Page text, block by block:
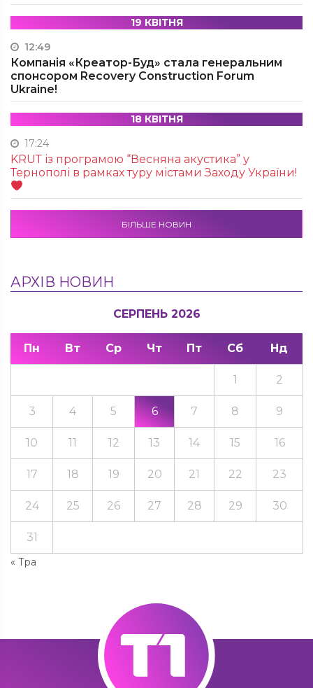
19 КВІТНЯ
12:49
Компанія «Креатор-Буд» стала генеральним
спонсором Recovery Construction Forum
Ukraine!
18 КВІТНЯ
17:24
KRUТ із програмою “Весняна акустика” у
Тернополі в рамках туру містами Заходу України!
БІЛЬШЕ НОВИН
АРХІВ НОВИН
СЕРПЕНЬ 2026
Пн Вт Ср Чт Пт Сб Нд
« Тра
1 2
3 4 5 6 7 8 9
10 11 12 13 14 15 16
17 18 19 20 21 22 23
24 25 26 27 28 29 30
31